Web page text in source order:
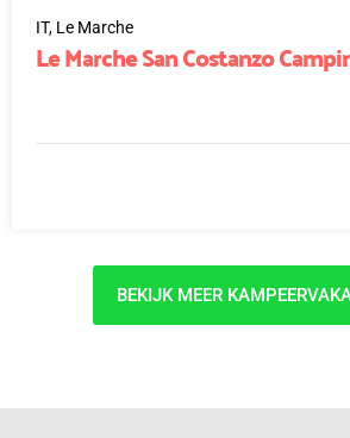
IT, Le Marche
Le Marche San Costanzo
BEKIJK MEER